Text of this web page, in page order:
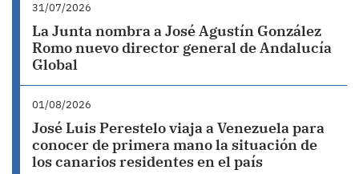
31/07/2026
La Junta nombra a José Agustín González
Romo nuevo director general de Andalucía
Global
01/08/2026
José Luis Perestelo viaja a Venezuela para
conocer de primera mano la situación de
los canarios residentes en el país